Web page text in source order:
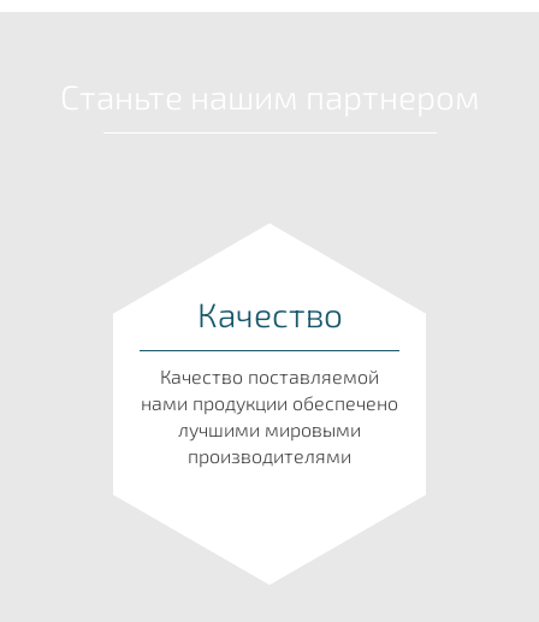
Качество
Качество поставляемой
нами продукции обеспечено
лучшими мировыми
производителями